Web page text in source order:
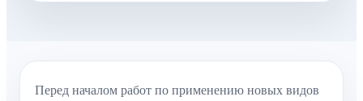
Перед началом работ по применению новых видов